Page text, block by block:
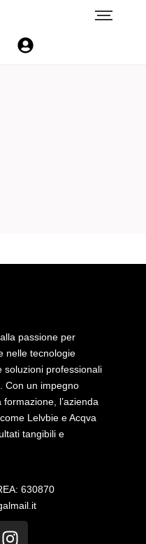
passione per
nelle tecnologie
soluzioni professionali
Con un impegno
l’azienda
Lelvbie e Acqva
tangibili e
630870